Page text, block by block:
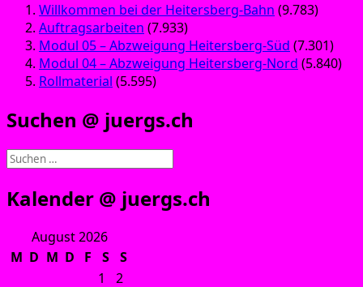
Willkommen bei der Heitersberg-Bahn (9.783)
Auftragsarbeiten (7.933)
Modul 05 – Abzweigung Heitersberg-Süd (7.301)
Modul 04 – Abzweigung Heitersberg-Nord (5.840)
Rollmaterial (5.595)
Suchen @ juergs.ch
Suchen
Kalender @ juergs.ch
August 2026
M D M D F S
S
1
2